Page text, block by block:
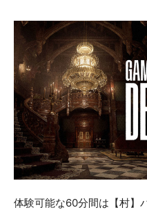
体験可能な60分間は【村】